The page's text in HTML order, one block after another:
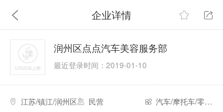
企业详情
润州区点点汽车美容服务部
最近登录时间：2019-01-10
江苏/镇江/润州区 民营
汽车/摩托车/零配件